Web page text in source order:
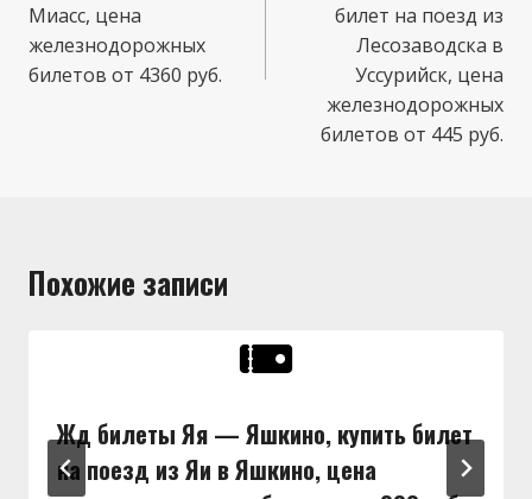
Миасс, цена
железнодорожных
билетов от 4360 руб.
билет на поезд из
Лесозаводска в
Уссурийск, цена
железнодорожных
билетов от 445 руб.
Похожие записи
Жд билеты Яя — Яшкино, купить билет
на поезд из Яи в Яшкино, цена